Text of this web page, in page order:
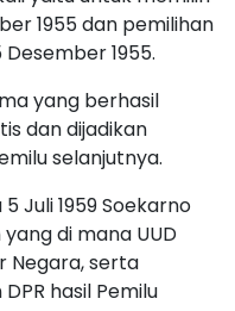
1955 dan pemilihan
1955.
yang berhasil
dan dijadikan
selanjutnya.
Juli 1959 Soekarno
di mana UUD
Negara, serta
hasil Pemilu